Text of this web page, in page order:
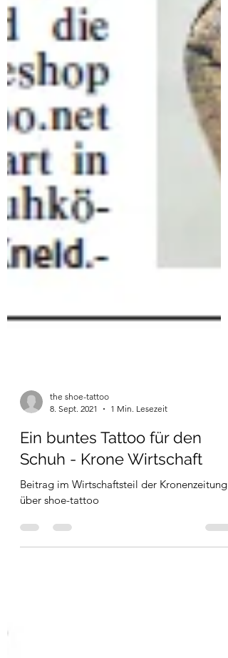
the shoe-tattoo
8. Sept. 2021
1 Min. Lesezeit
Schuh - Krone Wirtschaft
über shoe-tattoo